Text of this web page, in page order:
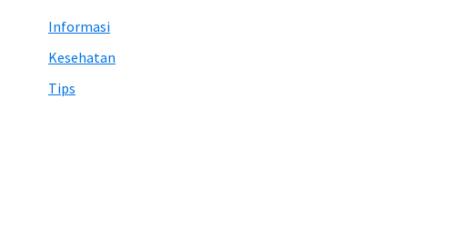
Informasi
Kesehatan
Tips